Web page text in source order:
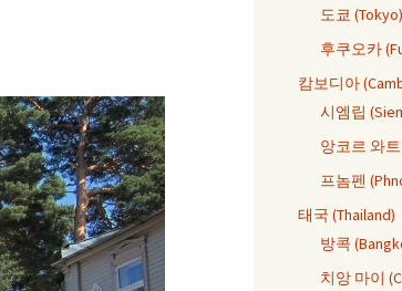
도쿄 (Tokyo)
후쿠오카
캄보디아
시엠립
앙코르 와
프놈펜
태국 (Thailand)
방콕
치앙 마이